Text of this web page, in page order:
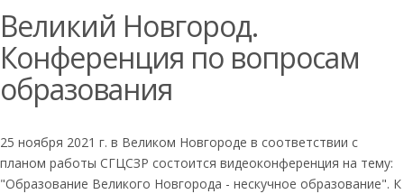
Великий Новгород.
Конференция по вопросам
образования
25 ноября 2021 г. в Великом Новгороде в соответствии с
планом работы СГЦСЗР состоится видеоконференция на тему:
"Образование Великого Новгорода - нескучное образование". К